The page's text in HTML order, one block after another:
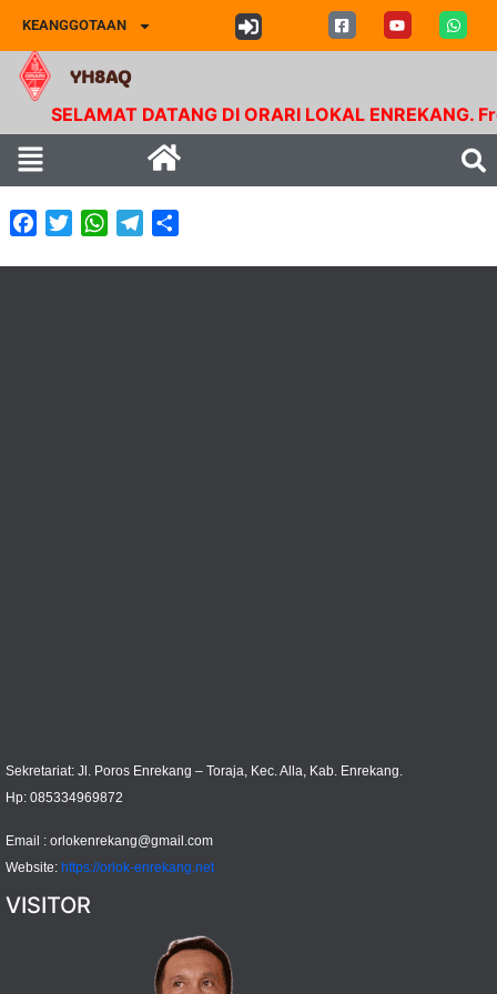
KEANGGOTAAN
YH8AQ
SELAMAT DATANG DI ORARI LOKAL
FacebookTwitterWhatsAppTelegram
Sekretariat: Jl. Poros Enrekang – Toraja, Kec. Alla, Kab. Enrekang.
Hp: 085334969872
Email : orlokenrekang@gmail.com
Website: https://orlok-enrekang.net
VISITOR